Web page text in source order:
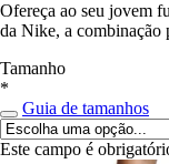
Ofereça ao seu jovem
da Nike, a combinação
Tamanho
*
Guia de tamanhos
Este campo é